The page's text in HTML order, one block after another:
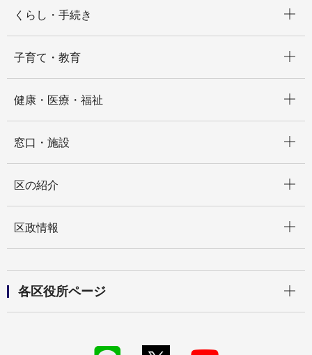
くらし・手続き
子育て・教育
健康・医療・福祉
窓口・施設
区の紹介
区政情報
各区役所ページ